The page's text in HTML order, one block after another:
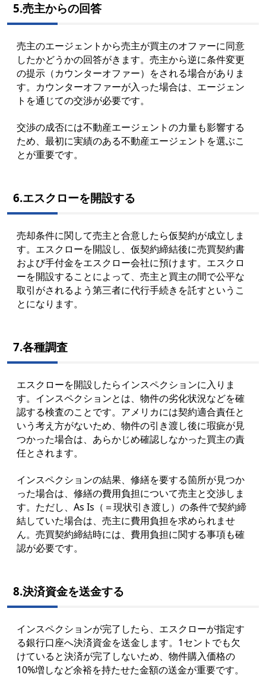
5.売主からの回答
売主のエージェントから売主が買主のオファーに同意
したかどうかの回答がきます。売主から逆に条件変更
の提示（カウンターオファー）をされる場合がありま
す。カウンターオファーが入った場合は、エージェン
トを通じての交渉が必要です。
交渉の成否には不動産エージェントの力量も影響する
ため、最初に実績のある不動産エージェントを選ぶこ
とが重要です。
6.エスクローを開設する
売却条件に関して売主と合意したら仮契約が成立しま
す。エスクローを開設し、仮契約締結後に売買契約書
および手付金をエスクロー会社に預けます。エスクロ
ーを開設することによって、売主と買主の間で公平な
取引がされるよう第三者に代行手続きを託すというこ
とになります。
7.各種調査
エスクローを開設したらインスペクションに入りま
す。インスペクションとは、物件の劣化状況などを確
認する検査のことです。アメリカには契約適合責任と
いう考え方がないため、物件の引き渡し後に瑕疵が見
つかった場合は、あらかじめ確認しなかった買主の責
任とされます。
インスペクションの結果、修繕を要する箇所が見つか
った場合は、修繕の費用負担について売主と交渉しま
す。ただし、As Is（＝現状引き渡し）の条件で契約締
結していた場合は、売主に費用負担を求められませ
ん。売買契約締結時には、費用負担に関する事項も確
認が必要です。
8.決済資金を送金する
インスペクションが完了したら、エスクローが指定す
る銀行口座へ決済資金を送金します。1セントでも欠
けていると決済が完了しないため、物件購入価格の
10%増しなど余裕を持たせた金額の送金が重要です。